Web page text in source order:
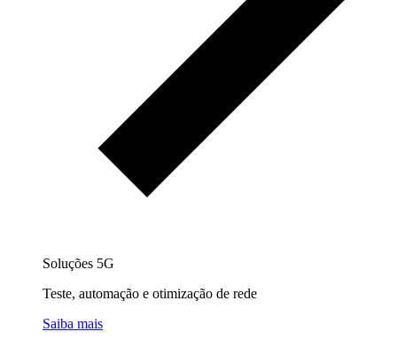
Soluções 5G
Teste, automação e otimização de rede
Saiba mais